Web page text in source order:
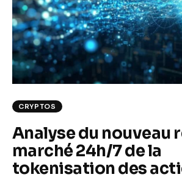
Climate
Markets
Tech
Reports
Shop
CRYPTOS
Analyse du nouveau
marché 24h/7 de la
tokenisation des